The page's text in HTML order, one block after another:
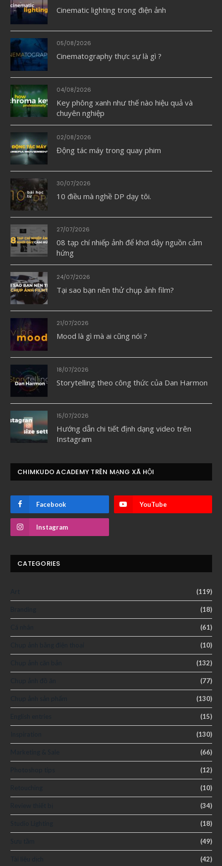
Cinematic lighting trong điện ảnh
05/08/2026
Cinematography thực sự là gì ?
04/08/2026
Key phông xanh như thế nào hiệu quả và
chuyên nghiệp
02/08/2026
Động tác máy trong quay phim
30/07/2026
10 điều mà nghề DP dạy tôi.
27/07/2026
08 tạp chí nhiếp ảnh để khơi dậy nguồn cảm
hứng
24/07/2026
Tại sao bạn nên thử chụp ảnh film?
21/07/2026
Mood là gì mà ai cũng nói ?
18/07/2026
Storytelling theo công thức của Dan Harmon
15/07/2026
Hướng dẫn chi tiết định dạng video trên
Instagram
CHIMKUDO ACADEMY TRÊN MẠNG XÃ HỘI
Facebook YouTube
Instagram
CATEGORIES
(119)
(18)
(61)
(10)
(132)
(77)
(130)
(15)
(130)
(66)
(12)
(10)
(34)
(18)
(49)
(42)